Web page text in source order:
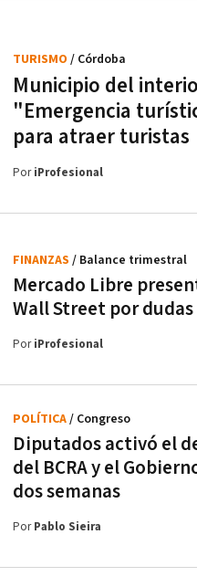
Municipio del
"Emergencia
para atraer turistas
TURISMO / Córdoba
PoriProfesional
Mercado Libre
Wall Street por
FINANZAS / Balance trimestral
PoriProfesional
Diputados activó el
del BCRA y el
dos semanas
POLÍTICA/ Congreso
PorPablo Sieira